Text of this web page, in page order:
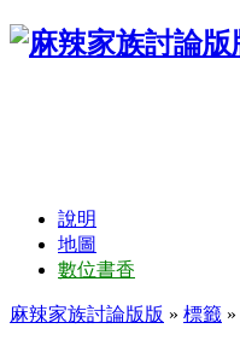
說明
地圖
數位書香
麻辣家族討論版版 » 標籤